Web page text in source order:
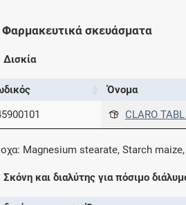
Φαρμακευτικά σκευάσματα
Δισκία
Όνομα
CLARO
Magnesium stearate, Starch
Σκόνη και διαλύτης για πόσιμο